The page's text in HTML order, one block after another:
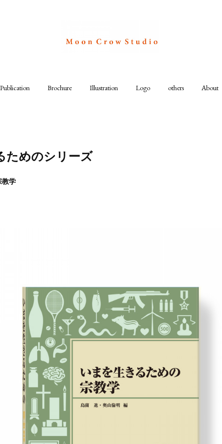
Publication Brochure Illustration Logo others About
ためのシリーズ
教学